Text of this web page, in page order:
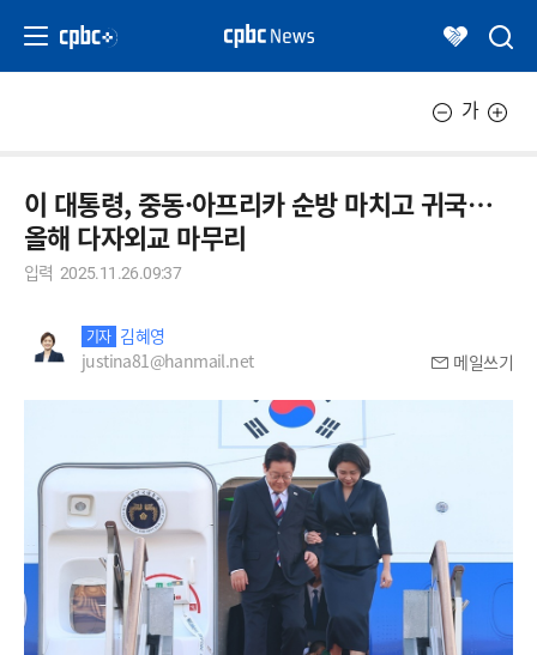
가
이 대통령, 중동·아프리카 순방 마치고 귀국…
올해 다자외교 마무리
입력 2025.11.26.09:37
기자 김혜영
justina81@hanmail.net
메일쓰기